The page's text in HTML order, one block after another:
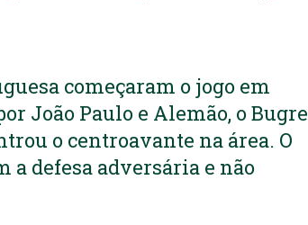
começaram o jogo em
João Paulo e Alemão, o Bugre
o centroavante na área. O
a defesa adversária e não